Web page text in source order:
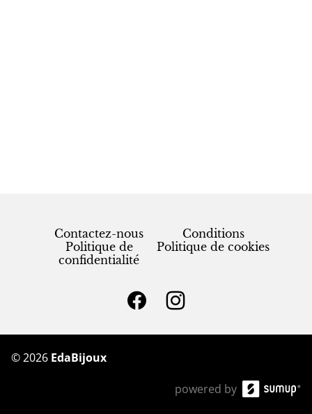
Contactez-nous
Conditions
Politique de
confidentialité
Politique de cookies
©2026 EdaBijoux
powered by